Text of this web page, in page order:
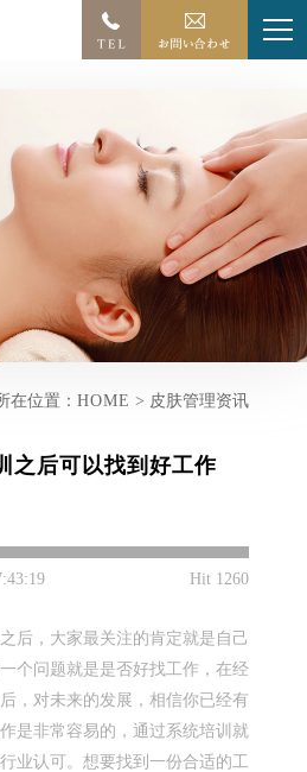
在位置： HOME > 皮肤管理资讯
之后可以找到好工作
Hit 1260
后，大家最关注的肯定就是自己
个问题就是是否好找工作，在经
，对未来的发展，相信你已经有
是非常容易的，通过系统培训就
业认可。想要找到一份合适的工